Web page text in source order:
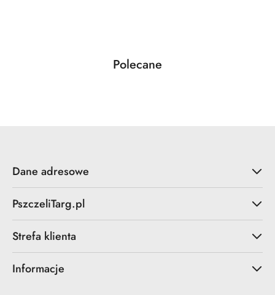
Pomiń karuzelę produktów
Produkty
Polecane
Dane adresowe
PszczeliTarg.pl
Strefa klienta
Informacje